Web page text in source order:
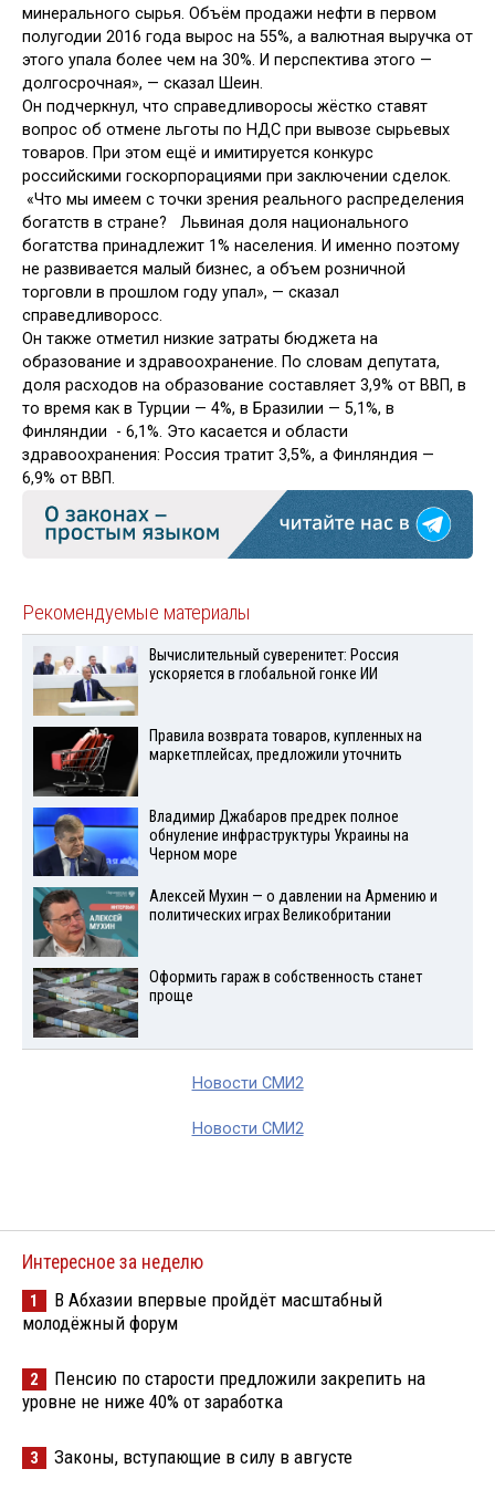
минерального сырья. Объём продажи нефти в первом
полугодии 2016 года вырос на 55%, а валютная выручка от
этого упала более чем на 30%. И перспектива этого —
долгосрочная», — сказал Шеин.
Он подчеркнул, что справедливоросы жёстко ставят
вопрос об отмене льготы по НДС при вывозе сырьевых
товаров. При этом ещё и имитируется конкурс
российскими госкорпорациями при заключении сделок.
«Что мы имеем с точки зрения реального распределения
богатств в стране? Львиная доля национального
богатства принадлежит 1% населения. И именно поэтому
не развивается малый бизнес, а объем розничной
торговли в прошлом году упал», — сказал
справедливоросс.
Он также отметил низкие затраты бюджета на
образование и здравоохранение. По словам депутата,
доля расходов на образование составляет 3,9% от ВВП, в
то время как в Турции — 4%, в Бразилии — 5,1%, в
Финляндии - 6,1%. Это касается и области
здравоохранения: Россия тратит 3,5%, а Финляндия —
6,9% от ВВП.
Рекомендуемые материалы
Вычислительный суверенитет: Россия
ускоряется в глобальной гонке ИИ
Правила возврата товаров, купленных на
маркетплейсах, предложили уточнить
Владимир Джабаров предрек полное
обнуление инфраструктуры Украины на
Черном море
Алексей Мухин — о давлении на Армению и
политических играх Великобритании
Оформить гараж в собственность станет
проще
Новости СМИ2
Новости СМИ2
Интересное за неделю
1
В Абхазии впервые пройдёт масштабный
молодёжный форум
2
Пенсию по старости предложили закрепить на
уровне не ниже 40% от заработка
3 Законы, вступающие в силу в августе